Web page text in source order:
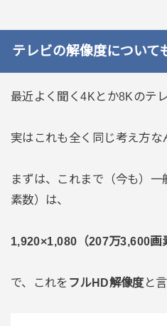
テレビの解像度について
最近よく聞く4Kとか8Kのテ
実はこれも全く同じ考え方な
まずは、これまで（今も）
素数）は、
1,920×1,080（207万3,600画
で、これを フルHD解像度と